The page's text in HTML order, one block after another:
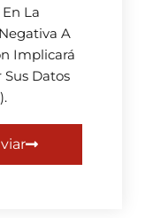
La
A
Implicará
Datos